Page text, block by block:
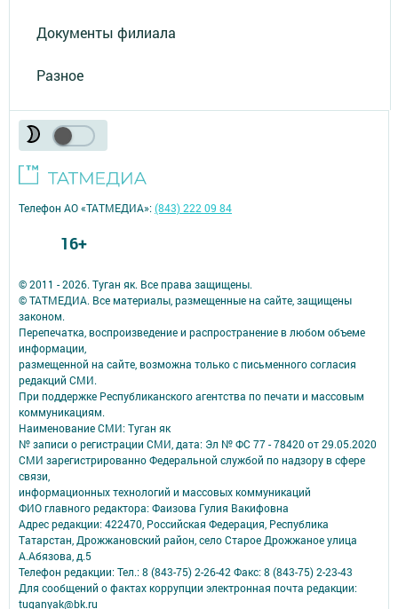
Документы филиала
Разное
© 2011 - 2026. Туган як. Все права защищены.
© ТАТМЕДИА. Все материалы, размещенные на сайте, защищены
законом.
Перепечатка, воспроизведение и распространение в любом объеме
информации,
размещенной на сайте, возможна только с письменного согласия
редакций СМИ.
При поддержке Республиканского агентства по печати и массовым
коммуникациям.
Наименование СМИ: Туган як
№ записи о регистрации СМИ, дата: Эл № ФС 77 - 78420 от 29.05.2020
СМИ зарегистрированно Федеральной службой по надзору в сфере
связи,
информационных технологий и массовых коммуникаций
ФИО главного редактора: Фаизова Гулия Вакифовна
Адрес редакции: 422470, Российская Федерация, Республика
Татарстан, Дрожжановский район, село Старое Дрожжаное улица
А.Абязова, д.5
Телефон редакции: Тел.: 8 (843-75) 2-26-42 Факс: 8 (843-75) 2-23-43
Для сообщений о фактах коррупции электронная почта редакции:
tuganyak@bk.ru
Телефон АО «ТАТМЕДИА»:(843) 222 09 84
16+